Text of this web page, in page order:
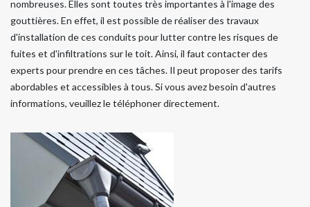
nombreuses. Elles sont toutes très importantes à l'image des
gouttières. En effet, il est possible de réaliser des travaux
d'installation de ces conduits pour lutter contre les risques de
fuites et d'infiltrations sur le toit. Ainsi, il faut contacter des
experts pour prendre en ces tâches. Il peut proposer des tarifs
abordables et accessibles à tous. Si vous avez besoin d'autres
informations, veuillez le téléphoner directement.